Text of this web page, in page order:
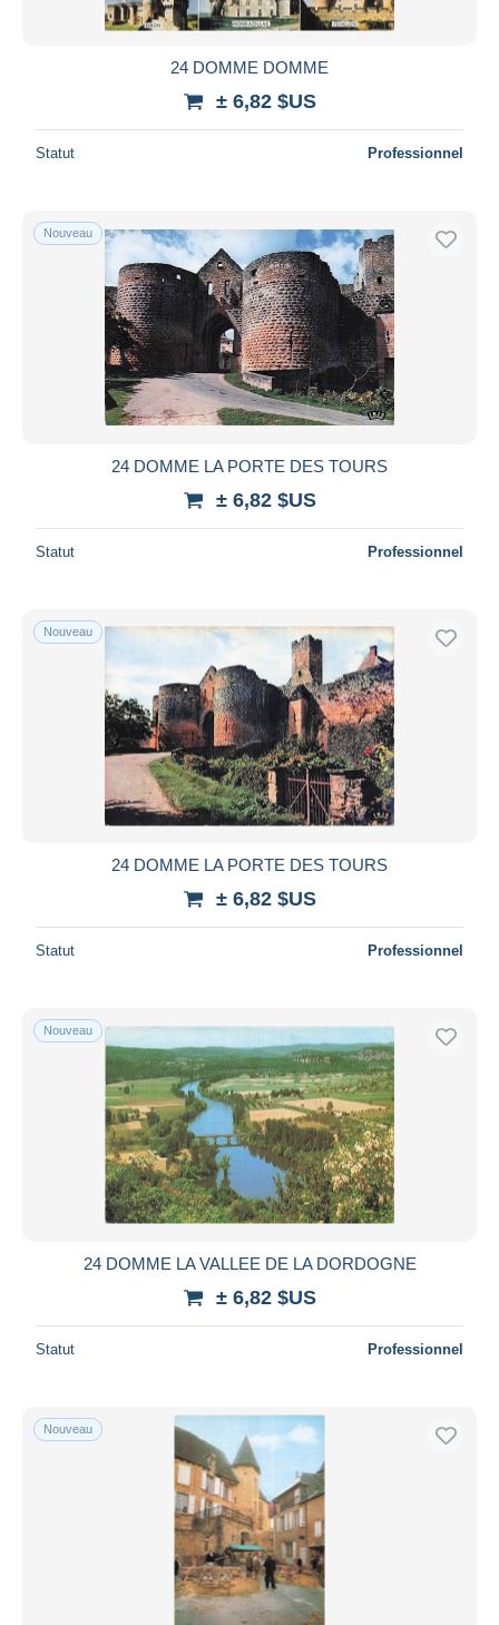
24 DOMME DOMME
± 6,82 $US
Statut Professionnel
Nouveau
24 DOMME LA PORTE DES TOURS
± 6,82 $US
Statut Professionnel
Nouveau
24 DOMME LA PORTE DES TOURS
± 6,82 $US
Statut Professionnel
Nouveau
24 DOMME LA VALLEE DE LA DORDOGNE
± 6,82 $US
Statut Professionnel
Nouveau